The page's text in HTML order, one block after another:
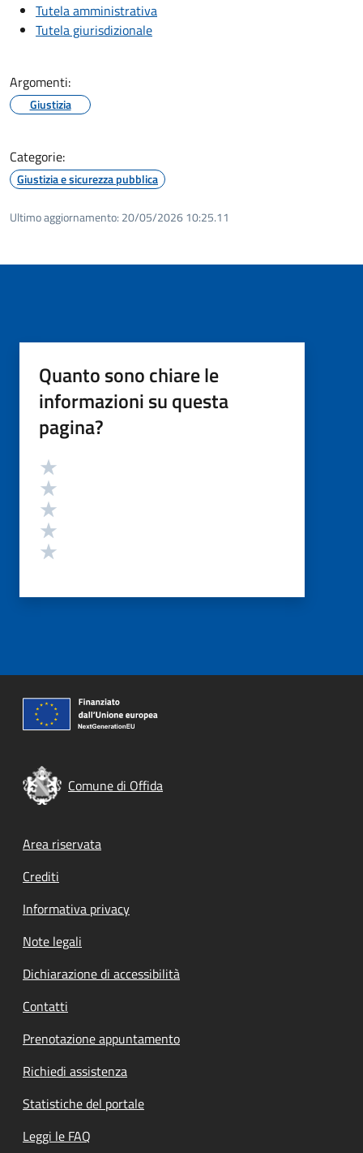
Tutela amministrativa
Tutela giurisdizionale
Argomenti:
Giustizia
Categorie:
Giustizia e sicurezza pubblica
Ultimo aggiornamento: 20/05/2026 10:25.11
Quanto sono chiare le
informazioni su questa
pagina?
Valutazione
Comune di Offida
Footer menu
Area riservata
Crediti
Informativa privacy
Note legali
Dichiarazione di accessibilità
Contatti
Prenotazione appuntamento
Richiedi assistenza
Statistiche del portale
Leggi le FAQ